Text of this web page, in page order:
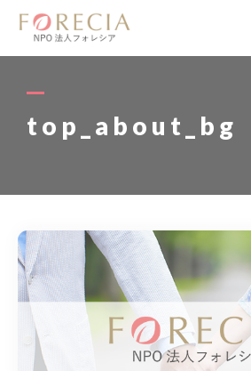
top_about_bg
私たちについて
活動報告
パートナー
寄付・応援